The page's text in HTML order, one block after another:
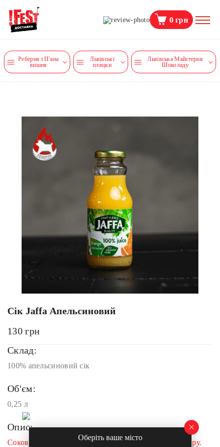
0грн
Реберня і П'яна
вишня
Львівські
пляцки
Львівська Майстерня
Шоколаду
Сік Jaffa Апельсиновий
130 грн
Склад:
100% апельсиновий сік
Об'єм:
0,25 л
Опис:
Соковитий 100% апельсиновий сік без доданого цукру.
Оберіть ваше місто